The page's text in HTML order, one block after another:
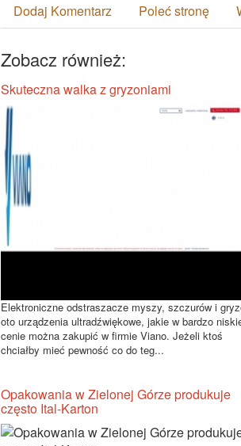
Dodaj Komentarz Poleć stronę
Zobacz również:
Skuteczna walka z gryzoniami
Elektroniczne odstraszacze myszy, szczurów i
oto urządzenia ultradźwiękowe, jakie w bardzo
cenie można zakupić w firmie Viano. Jeżeli ktoś
chciałby mieć pewność co do teg...
Opakowania w Zielonej Górze produkuje
często Ital-Karton